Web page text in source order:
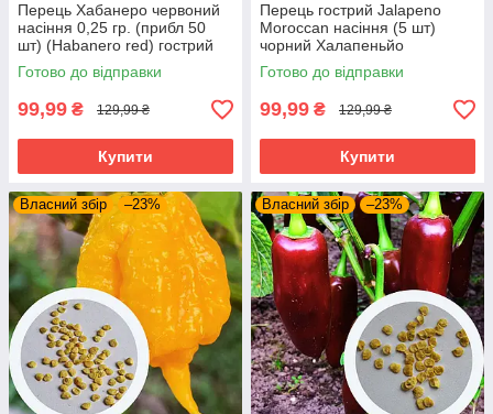
Перець Хабанеро червоний
насіння 0,25 гр. (прибл 50
шт) (Habanero red) гострий
до 350 000 SHU
Готово до відправки
99,99 ₴ 129,99 ₴
Купити
Перець гострий Jalapeno
Moroccan насіння (5 шт)
чорний Халапеньйо
марокканський до 8 000 SHU
Готово до відправки
99,99 ₴ 129,99 ₴
Купити
Власний збір –23% Власний збір –23%